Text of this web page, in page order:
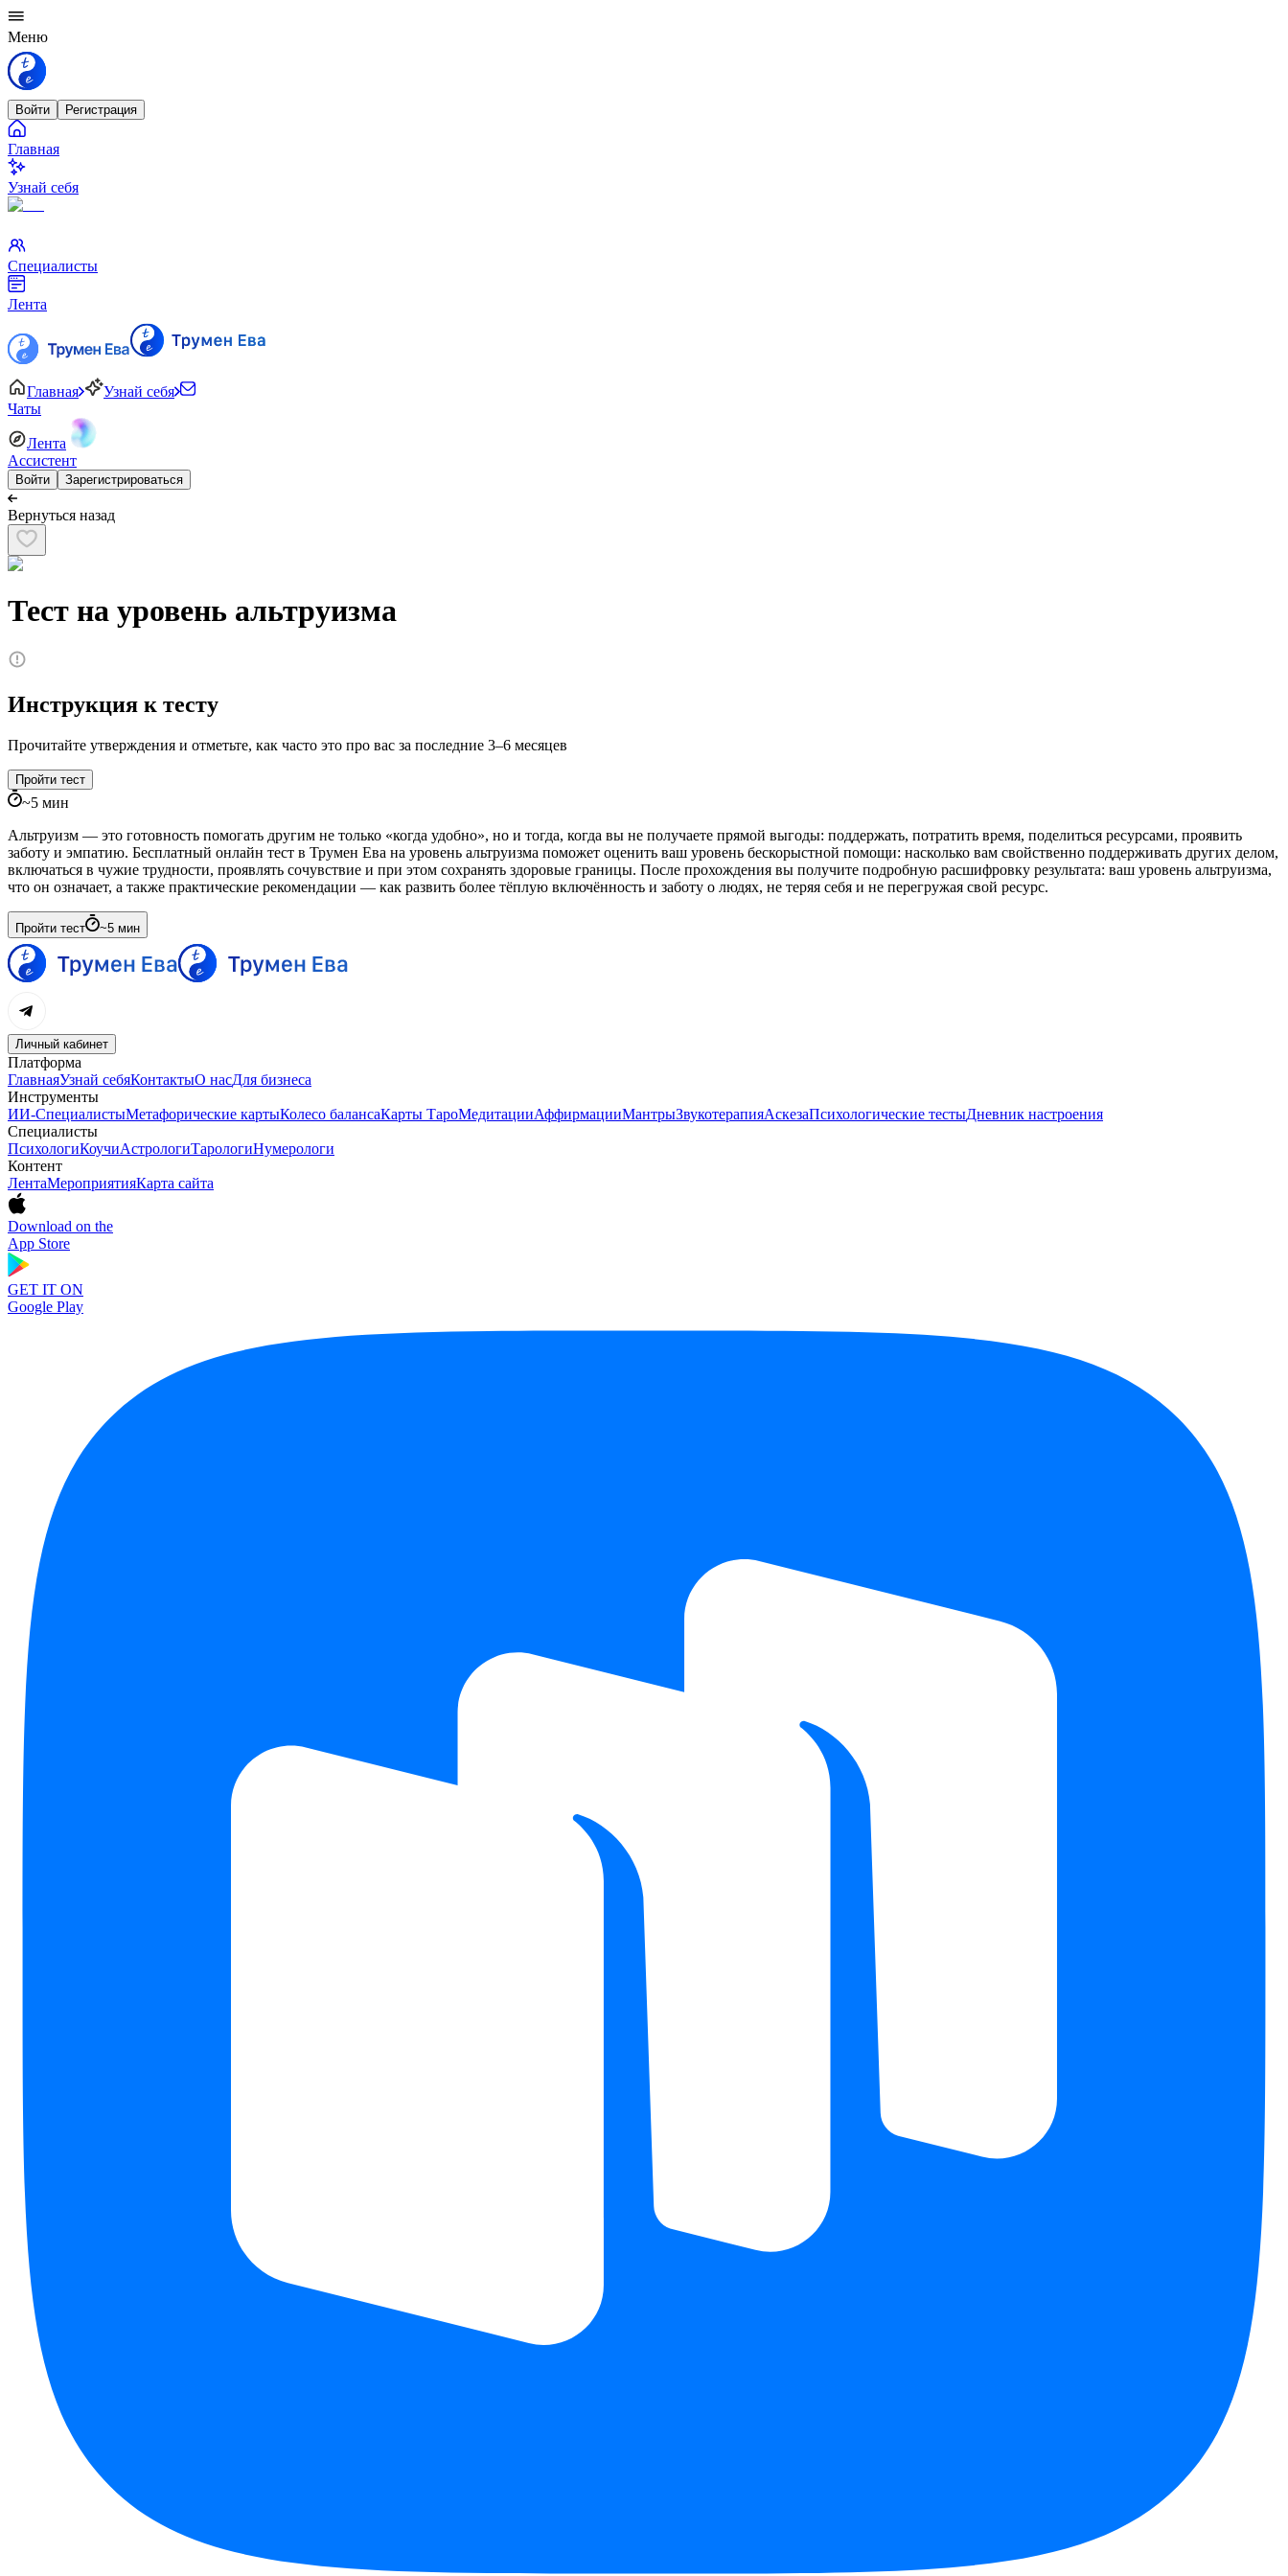
Меню
Войти Регистрация
Главная
Узнай себя
Специалисты
Лента
Главная
Узнай себя
Чаты
Лента
Ассистент
Войти Зарегистрироваться
Вернуться назад
Тест на уровень альтруизма
Инструкция к тесту
Прочитайте утверждения и отметьте, как часто это про вас за последние 3–6 месяцев
Пройти тест
~5 мин
Альтруизм — это готовность помогать другим не только «когда удобно», но и тогда, когда вы не получаете прямой выгоды: поддержать, потратить время, поделиться ресурсами, проявить
заботу и эмпатию. Бесплатный онлайн тест в Трумен Ева на уровень альтруизма поможет оценить ваш уровень бескорыстной помощи: насколько вам свойственно поддерживать других делом,
включаться в чужие трудности, проявлять сочувствие и при этом сохранять здоровые границы. После прохождения вы получите подробную расшифровку результата: ваш уровень альтруизма,
что он означает, а также практические рекомендации — как развить более тёплую включённость и заботу о людях, не теряя себя и не перегружая свой ресурс.
Пройти тест ~5 мин
Личный кабинет
Платформа
ГлавнаяУзнай себяКонтактыО насДля бизнеса
Инструменты
ИИ-СпециалистыМетафорические картыКолесо балансаКарты ТароМедитацииАффирмацииМантрыЗвукотерапияАскезаПсихологические тестыДневник настроения
Специалисты
ПсихологиКоучиАстрологиТарологиНумерологи
Контент
ЛентаМероприятияКарта сайта
Download on the
App Store
GET IT ON
Google Play